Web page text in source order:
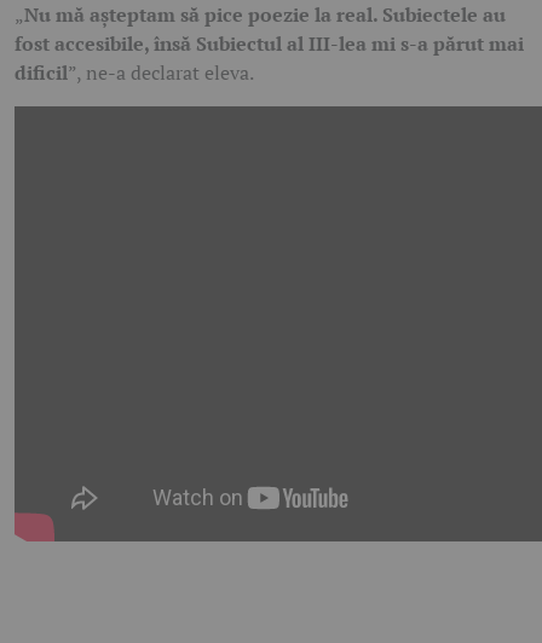
„Nu mă așteptam să pice poezie la real. Subiectele au
fost accesibile, însă Subiectul al III-lea mi s-a părut mai
dificil”, ne-a declarat eleva.